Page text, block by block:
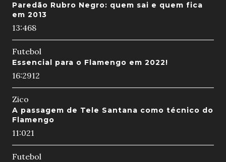
Paredão Rubro Negro: quem sai e quem fica
em 2013
13:468
Futebol
Essencial para o Flamengo em 2022!
16:2912
Zico
A passagem de Tele Santana como técnico do
Flamengo
11:021
Futebol